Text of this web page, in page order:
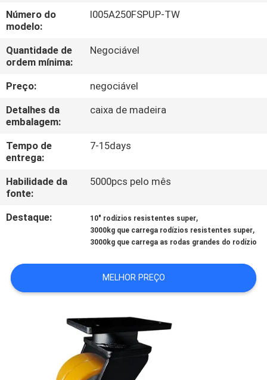
EXCURSÃO
DA
FÁBRICA
CONTROLE
DA
QUALIDADE
CONTACTE-
UMAS
CITAÇÕES
Número do
modelo:
I005A250FSPUP-TW
Quantidade de
ordem mínima:
Negociável
Preço:
negociável
Detalhes da
embalagem:
caixa de madeira
Tempo de
entrega:
7-15days
Habilidade da
fonte:
5000pcs pelo mês
Destaque: 10" rodízios resistentes super,
3000kg que carrega rodízios resistentes super,
3000kg que carrega as rodas grandes do rodízio
MELHOR PREÇO